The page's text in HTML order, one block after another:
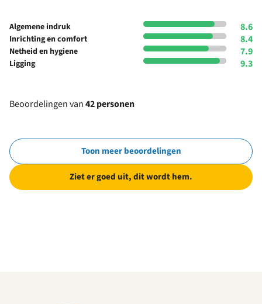
Algemene indruk 8.6
Inrichting en comfort 8.4
Netheid en hygiene 7.9
Ligging 9.3
Beoordelingen van42 personen
Toon meer beoordelingen
Ziet er goed uit, dit wordt hem.